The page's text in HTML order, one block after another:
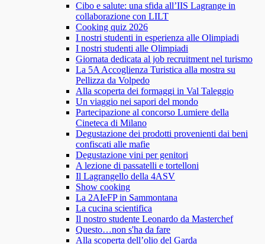
Cibo e salute: una sfida all’IIS Lagrange in
collaborazione con LILT
Cooking quiz 2026
I nostri studenti in esperienza alle Olimpiadi
I nostri studenti alle Olimpiadi
Giornata dedicata al job recruitment nel turismo
La 5A Accoglienza Turistica alla mostra su
Pellizza da Volpedo
Alla scoperta dei formaggi in Val Taleggio
Un viaggio nei sapori del mondo
Partecipazione al concorso Lumiere della
Cineteca di Milano
Degustazione dei prodotti provenienti dai beni
confiscati alle mafie
Degustazione vini per genitori
A lezione di passatelli e tortelloni
Il Lagrangello della 4ASV
Show cooking
La 2AIeFP in Sammontana
La cucina scientifica
Il nostro studente Leonardo da Masterchef
Questo…non s'ha da fare
Alla scoperta dell’olio del Garda